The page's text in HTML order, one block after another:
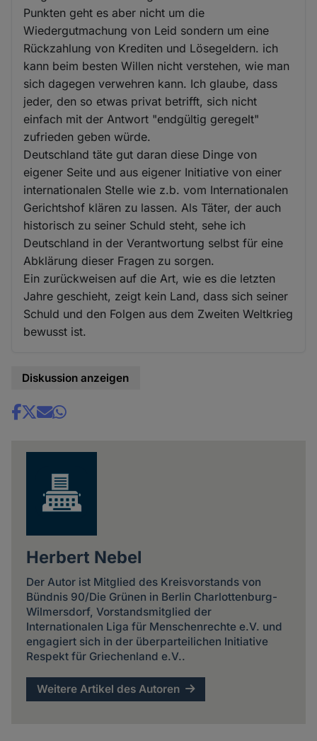
Punkten geht es aber nicht um die
Wiedergutmachung von Leid sondern um eine
Rückzahlung von Krediten und Lösegeldern. ich
kann beim besten Willen nicht verstehen, wie man
sich dagegen verwehren kann. Ich glaube, dass
jeder, den so etwas privat betrifft, sich nicht
einfach mit der Antwort "endgültig geregelt"
zufrieden geben würde.
Deutschland täte gut daran diese Dinge von
eigener Seite und aus eigener Initiative von einer
internationalen Stelle wie z.b. vom Internationalen
Gerichtshof klären zu lassen. Als Täter, der auch
historisch zu seiner Schuld steht, sehe ich
Deutschland in der Verantwortung selbst für eine
Abklärung dieser Fragen zu sorgen.
Ein zurückweisen auf die Art, wie es die letzten
Jahre geschieht, zeigt kein Land, dass sich seiner
Schuld und den Folgen aus dem Zweiten Weltkrieg
bewusst ist.
Diskussion anzeigen
Share
Herbert Nebel
Der Autor ist Mitglied des Kreisvorstands von
Bündnis 90/Die Grünen in Berlin Charlottenburg-
Wilmersdorf, Vorstandsmitglied der
Internationalen Liga für Menschenrechte e.V. und
engagiert sich in der überparteilichen Initiative
Respekt für Griechenland e.V..
Weitere Artikel des Autoren